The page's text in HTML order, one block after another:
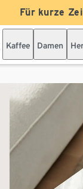
Für kurze
Kaffee Damen